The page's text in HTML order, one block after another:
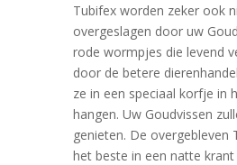
Tubifex worden zeker ook
overgeslagen door uw
rode wormpjes die levend
door de betere
ze in een speciaal korfje in
hangen. Uw Goudvissen
genieten. De overgebleven
het beste in een natte